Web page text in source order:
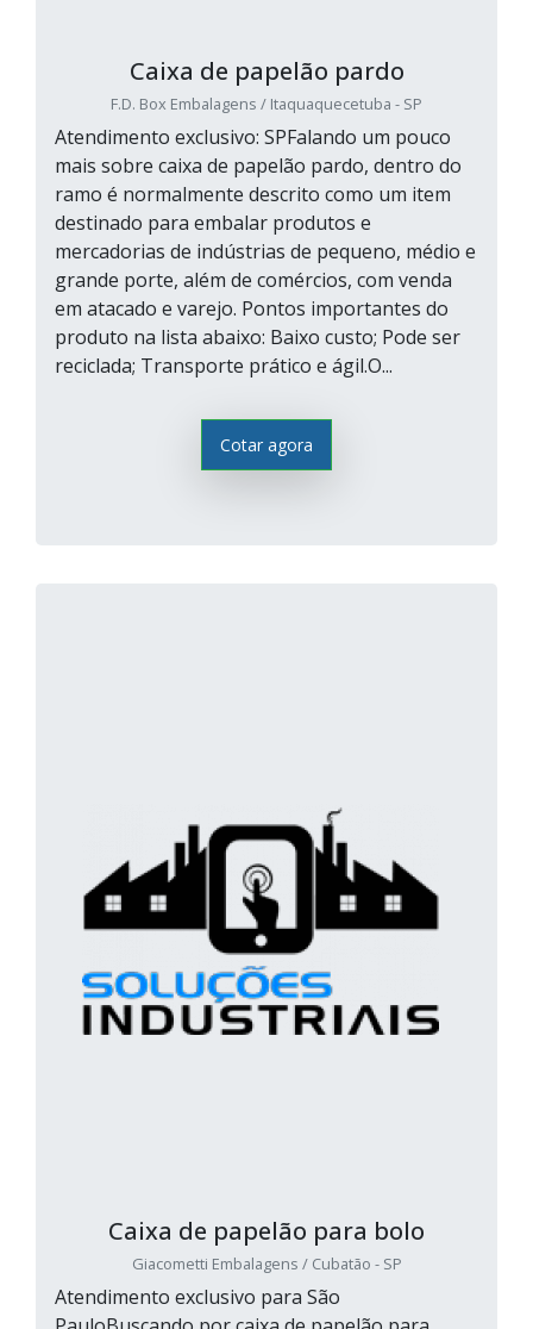
Caixa de papelão pardo
F.D. Box Embalagens / Itaquaquecetuba - SP
Atendimento exclusivo: SPFalando um pouco
mais sobre caixa de papelão pardo, dentro do
ramo é normalmente descrito como um item
destinado para embalar produtos e
mercadorias de indústrias de pequeno, médio e
grande porte, além de comércios, com venda
em atacado e varejo. Pontos importantes do
produto na lista abaixo: Baixo custo; Pode ser
reciclada; Transporte prático e ágil.O...
Cotar agora
Caixa de papelão para bolo
Giacometti Embalagens / Cubatão - SP
Atendimento exclusivo para São